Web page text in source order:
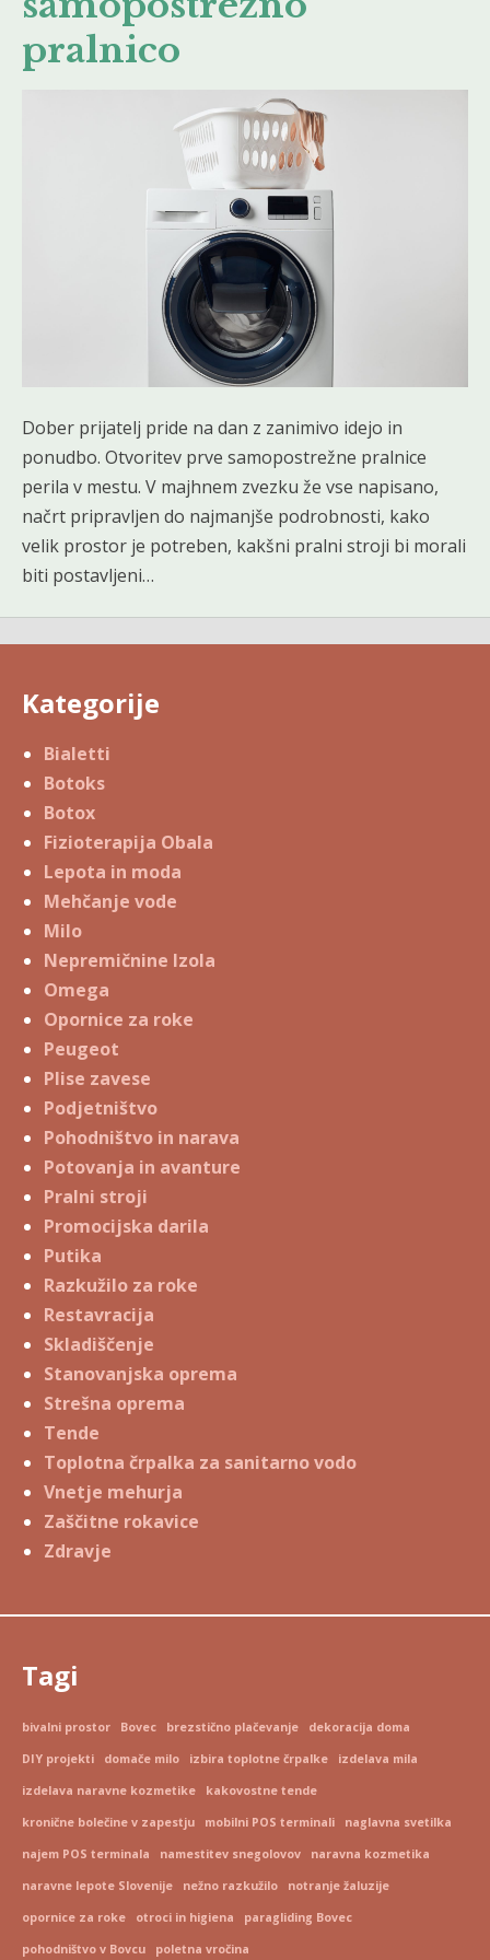
pralnico
Dober prijatelj pride na dan z zanimivo idejo in
ponudbo. Otvoritev prve samopostrežne pralnice
perila v mestu. V majhnem zvezku že vse napisano,
načrt pripravljen do najmanjše podrobnosti, kako
velik prostor je potreben, kakšni pralni stroji bi morali
biti postavljeni…
Kategorije
Bialetti
Botoks
Botox
Fizioterapija Obala
Lepota in moda
Mehčanje vode
Milo
Nepremičnine Izola
Omega
Opornice za roke
Peugeot
Plise zavese
Podjetništvo
Pohodništvo in narava
Potovanja in avanture
Pralni stroji
Promocijska darila
Putika
Razkužilo za roke
Restavracija
Skladiščenje
Stanovanjska oprema
Strešna oprema
Tende
Toplotna črpalka za sanitarno vodo
Vnetje mehurja
Zaščitne rokavice
Zdravje
Tagi
bivalni prostor Bovec brezstično plačevanje dekoracija doma
DIY projekti domače milo izbira toplotne črpalke izdelava mila
izdelava naravne kozmetike kakovostne tende
kronične bolečine v zapestju mobilni POS terminali naglavna svetilka
najem POS terminala namestitev snegolovov naravna kozmetika
naravne lepote Slovenije nežno razkužilo notranje žaluzije
opornice za roke otroci in higiena paragliding Bovec
pohodništvo v Bovcu poletna vročina